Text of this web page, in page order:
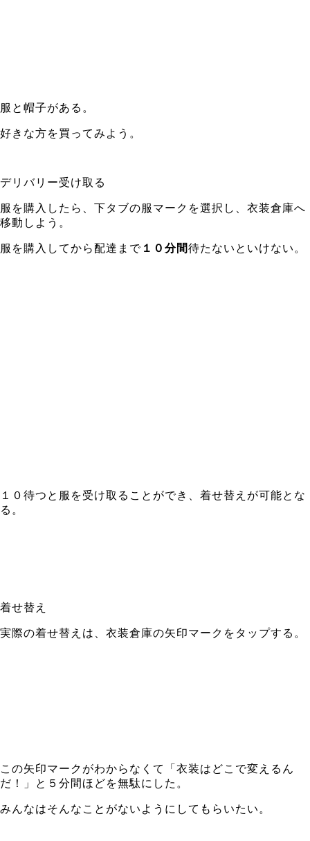
服と帽子がある。
好きな方を買ってみよう。
デリバリー受け取る
服を購入したら、下タブの服マークを選択し、衣装倉庫へ
移動しよう。
服を購入してから配達まで １０分間待たないといけない。
１０待つと服を受け取ることができ、着せ替えが可能とな
る。
着せ替え
実際の着せ替えは、衣装倉庫の矢印マークをタップする。
この矢印マークがわからなくて「衣装はどこで変えるん
だ！」と５分間ほどを無駄にした。
みんなはそんなことがないようにしてもらいたい。